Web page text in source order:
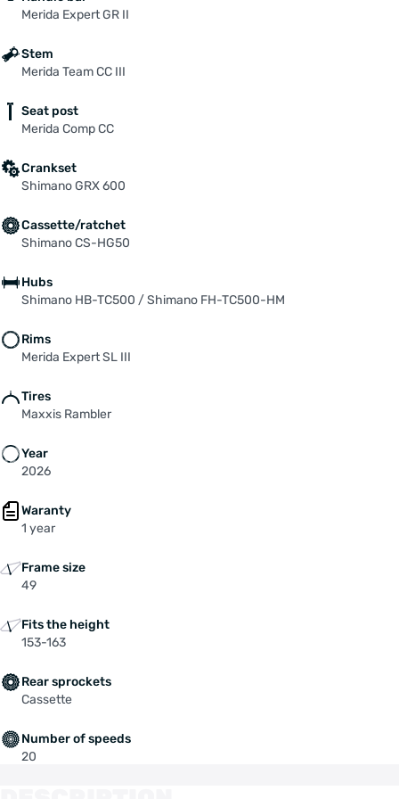
Merida Expert GR II
Stem
Merida Team CC III
Seat post
Merida Comp CC
Crankset
Shimano GRX 600
Cassette/ratchet
Shimano CS-HG50
Hubs
Shimano HB-TC500 / Shimano FH-TC500-HM
Rims
Merida Expert SL III
Tires
Maxxis Rambler
Year
2026
Waranty
1 year
Frame size
49
Fits the height
153-163
Rear sprockets
Cassette
Number of speeds
20